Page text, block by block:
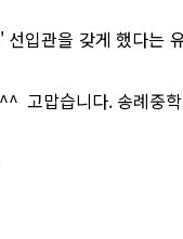
선입관을 갖게 했다는
고맙습니다. 송례중